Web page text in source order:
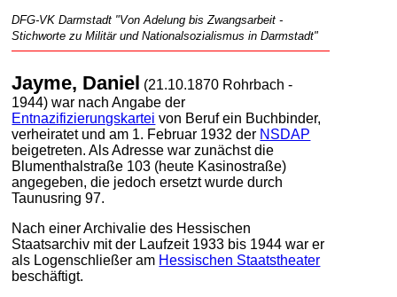
DFG-VK Darmstadt "Von Adelung bis Zwangsarbeit -
Stichworte zu Militär und Nationalsozialismus in Darmstadt"
Jayme, Daniel (21.10.1870 Rohrbach -
1944) war nach Angabe der
Entnazifizierungskartei von Beruf ein Buchbinder,
verheiratet und am 1. Februar 1932 der NSDAP
beigetreten. Als Adresse war zunächst die
Blumenthalstraße 103 (heute Kasinostraße)
angegeben, die jedoch ersetzt wurde durch
Taunusring 97.
Nach einer Archivalie des Hessischen
Staatsarchiv mit der Laufzeit 1933 bis 1944 war er
als Logenschließer am Hessischen Staatstheater
beschäftigt.